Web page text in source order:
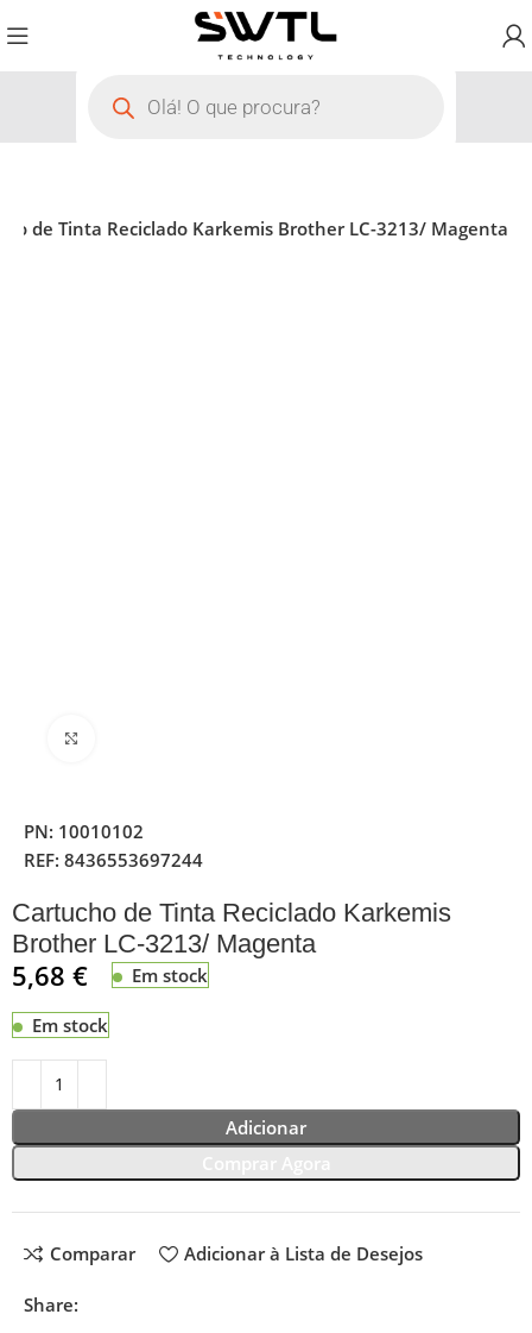
de Tinta Reciclado Karkemis Brother LC-3213/ Magenta
PN: 10010102
REF:8436553697244
Cartucho de Tinta Reciclado Karkemis
Brother LC-3213/ Magenta
5,68€ Em stock
Em stock
Adicionar
Comparar Adicionar à Lista de Desejos
Share: